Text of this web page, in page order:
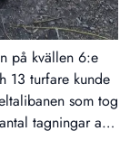
på kvällen 6:e
13 turfare kunde
som tog
tagningar av